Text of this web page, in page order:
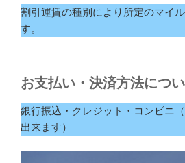
割引運賃の種別により所定のマイ
す。
お支払い・決済方法につ
銀行振込・クレジット・コンビニ
出来ます）